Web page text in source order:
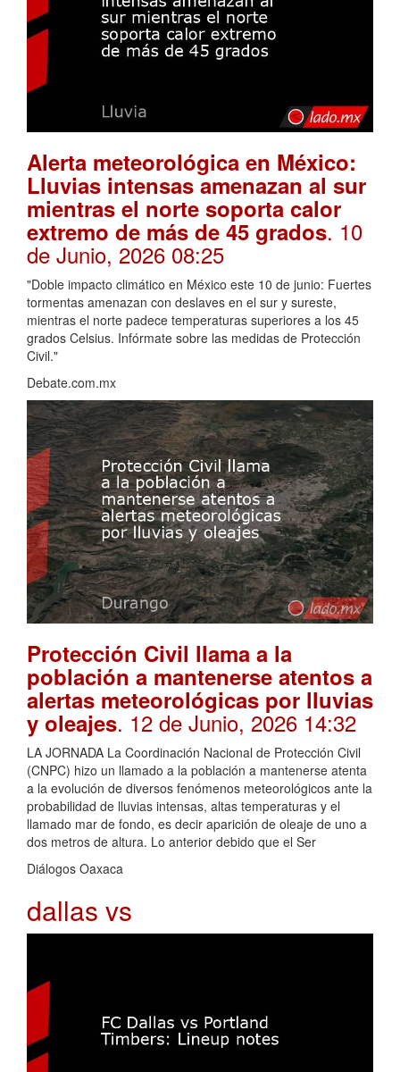
Alerta meteorológica en México:
Lluvias intensas amenazan al sur
mientras el norte soporta calor
extremo de más de 45 grados. 10
de Junio, 2026 08:25
"Doble impacto climático en México este 10 de junio: Fuertes
tormentas amenazan con deslaves en el sur y sureste,
mientras el norte padece temperaturas superiores a los 45
grados Celsius. Infórmate sobre las medidas de Protección
Civil."
Debate.com.mx
Protección Civil llama a la
población a mantenerse atentos a
alertas meteorológicas por lluvias
y oleajes. 12 de Junio, 2026 14:32
LA JORNADA La Coordinación Nacional de Protección Civil
(CNPC) hizo un llamado a la población a mantenerse atenta
a la evolución de diversos fenómenos meteorológicos ante la
probabilidad de lluvias intensas, altas temperaturas y el
llamado mar de fondo, es decir aparición de oleaje de uno a
dos metros de altura. Lo anterior debido que el Ser
Diálogos Oaxaca
dallas vs